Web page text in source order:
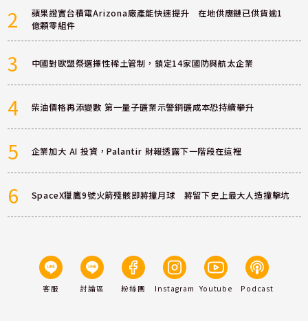
2
蘋果證實台積電Arizona廠產能快速提升 在地供應鏈已供貨逾1
億顆零組件
3 中國對歐盟祭選擇性稀土管制，鎖定14家國防與航太企業
4 柴油價格再添變數 第一量子礦業示警銅礦成本恐持續攀升
5 企業加大 AI 投資，Palantir 財報透露下一階段在這裡
6 SpaceX獵鷹9號火箭殘骸即將撞月球 將留下史上最大人造撞擊坑
客服 討論區 粉絲團 Instagram Youtube Podcast